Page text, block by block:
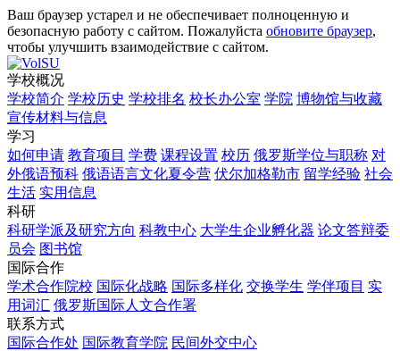
Ваш браузер устарел и не обеспечивает полноценную и
безопасную работу с сайтом. Пожалуйста обновите браузер,
чтобы улучшить взаимодействие с сайтом.
学校概况
学校简介 学校历史 学校排名 校长办公室 学院 博物馆与收藏
宣传材料与信息
学习
如何申请 教育项目 学费 课程设置 校历 俄罗斯学位与职称 对
外俄语预科 俄语语言文化夏令营 伏尔加格勒市 留学经验 社会
生活 实用信息
科研
科研学派及研究方向 科教中心 大学生企业孵化器 论文答辩委
员会 图书馆
国际合作
学术合作院校 国际化战略 国际多样化 交换学生 学伴项目 实
用词汇 俄罗斯国际人文合作署
联系方式
国际合作处 国际教育学院 民间外交中心